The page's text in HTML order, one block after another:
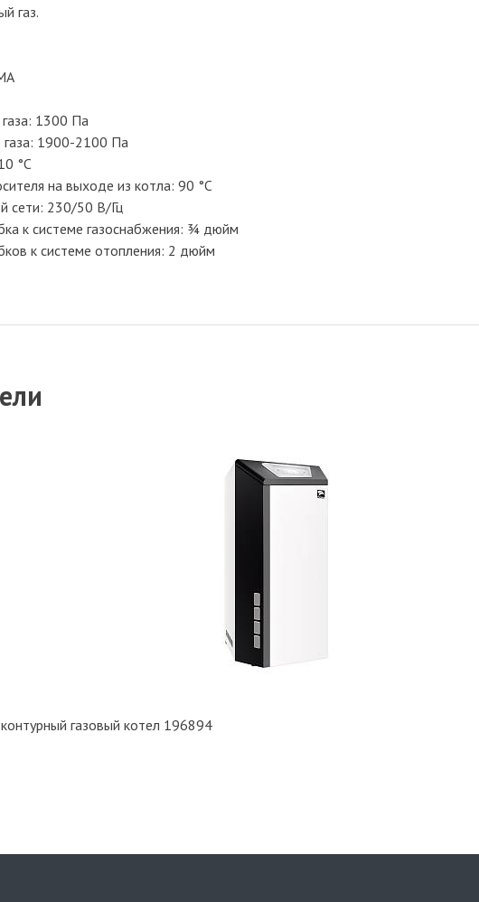
газ.
1300 Па
газа: 1900-2100 Па
°C
на выходе из котла: 90 °C
сети: 230/50 В/Гц
к системе газоснабжения: ¾ дюйм
к системе отопления: 2 дюйм
газовый котел 196894